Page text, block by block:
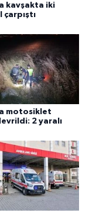
kavşakta iki
motosiklet
2 yaralı